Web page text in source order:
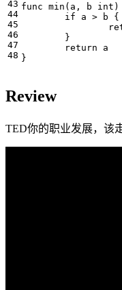
func min ( a , b int )
if
a > b
{
}
return
a
}
Review
TED你的职业发展，该